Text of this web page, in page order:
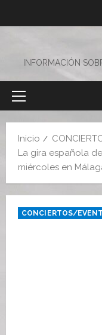
INFORMACIÓN
Menú
Inicio
La gira española
miércoles en
CONCIERTOS/